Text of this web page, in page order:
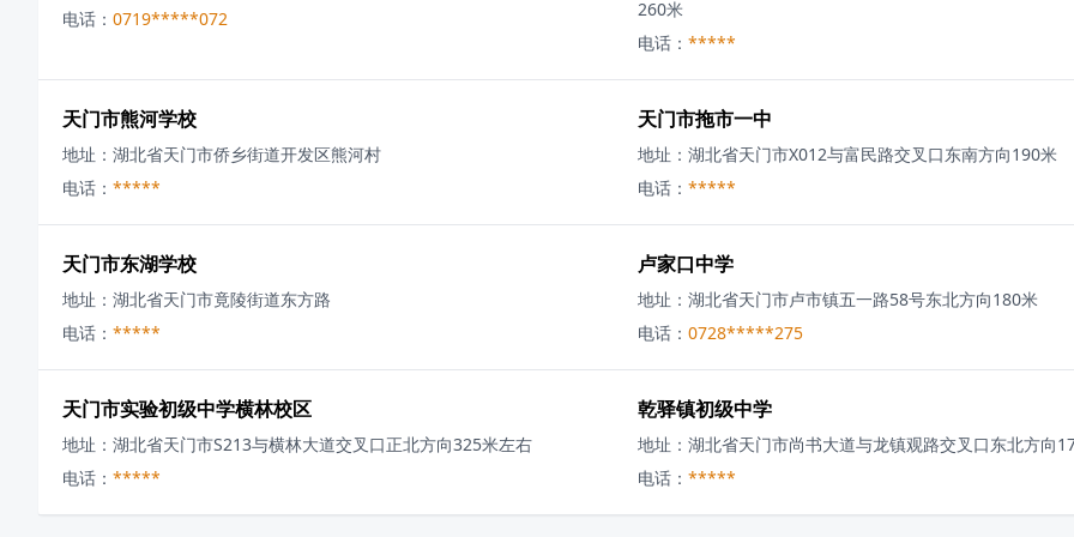
电话： 0719*****072
260米
电话： *****
天门市熊河学校
地址： 湖北省天门市侨乡街道开发区熊河村
电话： *****
天门市拖市一中
地址： 湖北省天门市X012与富民路交叉口东南方向190米
电话： *****
天门市东湖学校
地址： 湖北省天门市竟陵街道东方路
电话： *****
卢家口中学
地址： 湖北省天门市卢市镇五一路58号东北方向180米
电话： 0728*****275
天门市实验初级中学横林校区
地址： 湖北省天门市S213与横林大道交叉口正北方向325米左右
电话： *****
乾驿镇初级中学
地址： 湖北省天门市尚书大道与龙镇观路交叉口东北方向
电话： *****